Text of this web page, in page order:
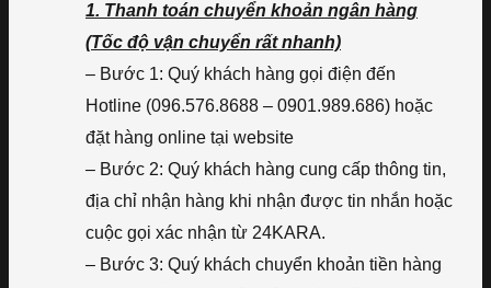
1. Thanh toán chuyển khoản ngân hàng
(Tốc độ vận chuyển rất nhanh)
– Bước 1: Quý khách hàng gọi điện đến
Hotline (096.576.8688 – 0901.989.686) hoặc
đặt hàng online tại website
– Bước 2: Quý khách hàng cung cấp thông tin,
địa chỉ nhận hàng khi nhận được tin nhắn hoặc
cuộc gọi xác nhận từ 24KARA.
– Bước 3: Quý khách chuyển khoản tiền hàng